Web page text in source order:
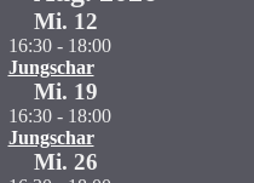
Mi. 12
16:30- 18:00
Jungschar
Mi. 19
16:30- 18:00
Jungschar
Mi. 26